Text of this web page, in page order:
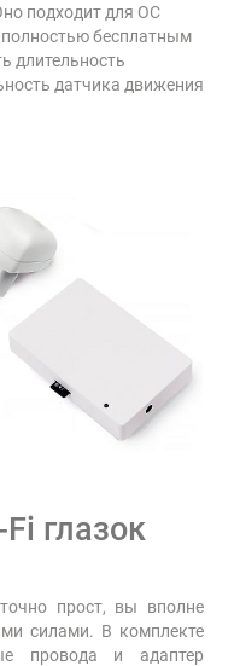
подходит для ОС
полностью бесплатным
длительность
датчика движения
глазок
прост, вы вполне
силами. В комплекте
провода и адаптер